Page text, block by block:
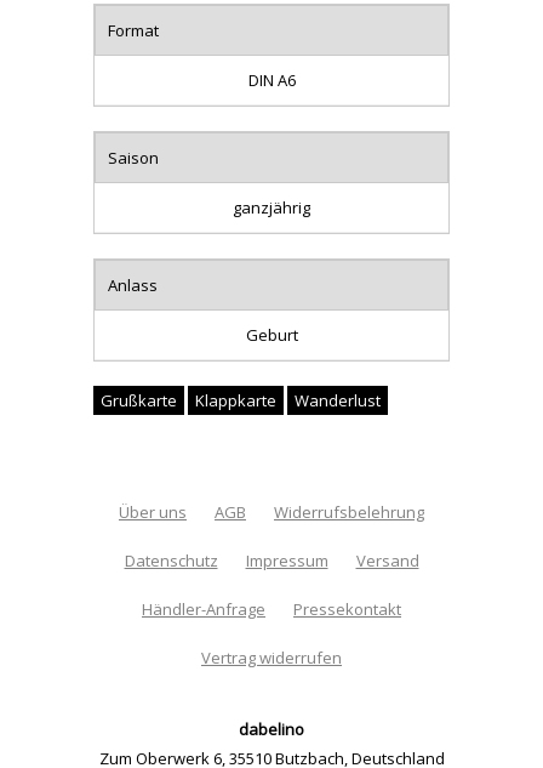
Format
DIN A6
Saison
ganzjährig
Anlass
Geburt
Grußkarte Klappkarte Wanderlust
Über uns AGB Widerrufsbelehrung
Datenschutz Impressum Versand
Händler-Anfrage Pressekontakt
Vertrag widerrufen
dabelino
Zum Oberwerk 6,35510 Butzbach,Deutschland